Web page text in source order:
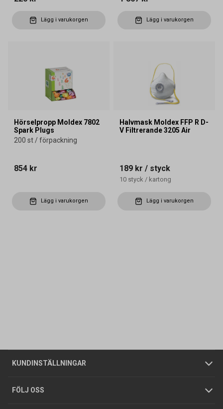
Lägg i varukorgen Lägg i varukorgen
Hörselpropp Moldex 7802
Spark Plugs
200 st / förpackning
854 kr
Lägg i varukorgen
Halvmask Moldex FFP R D-
V Filtrerande 3205 Air
189 kr / styck
10 styck / kartong
Lägg i varukorgen
KUNDINSTÄLLNINGAR
Företagskund / Privatkund
FÖLJ OSS
Allmänna försäljningsvillkor
Integritetspolicy
Butiker
Foldrar och kataloger
Om oss
Tjänster